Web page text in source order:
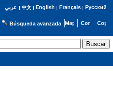
عربي | 中文| English | Français| Русский
Búsqueda avanzada